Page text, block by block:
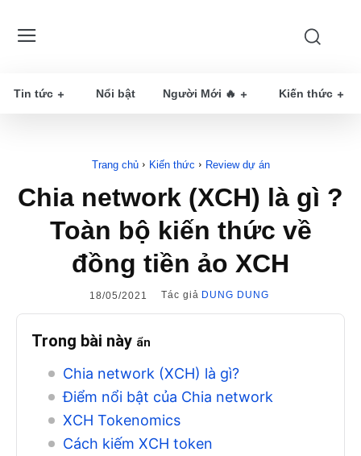
Tin tức Nổi bật Người Mới 🔥 Kiến thức
Trang chủ Kiến thức Review dự án
Chia network (XCH) là gì ?
Toàn bộ kiến thức về
đồng tiền ảo XCH
18/05/2021 Tác giả DUNG DUNG
Trong bài này ẩn
Chia network (XCH) là gì?
Điểm nổi bật của Chia network
XCH Tokenomics
Cách kiếm XCH token